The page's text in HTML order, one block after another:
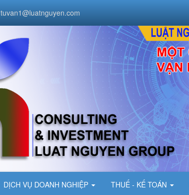
DỊCH VỤ DOANH NGHIỆP THUẾ - KẾ TOÁN
tuvan1@luatnguyen.com